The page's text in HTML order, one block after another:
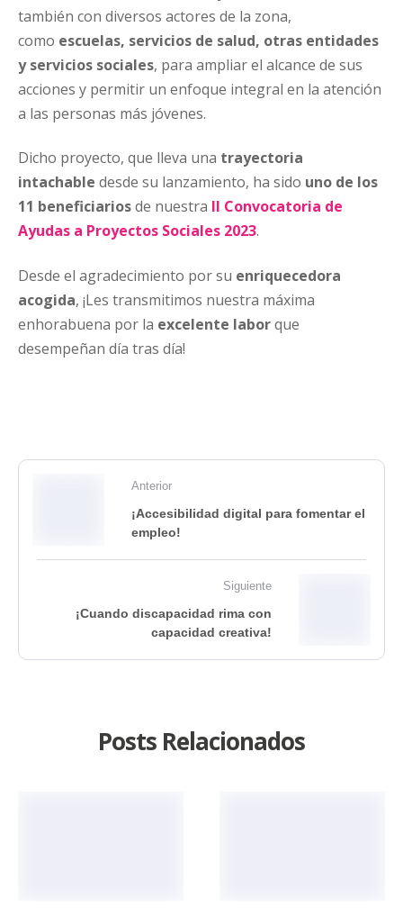
también con diversos actores de la zona,
como escuelas, servicios de salud, otras entidades
y servicios sociales, para ampliar el alcance de sus
acciones y permitir un enfoque integral en la atención
a las personas más jóvenes.
Dicho proyecto, que lleva una trayectoria
intachable desde su lanzamiento, ha sido uno de los
11 beneficiariosde nuestra II Convocatoria de
Ayudas a Proyectos Sociales 2023.
Desde el agradecimiento por su enriquecedora
acogida, ¡Les transmitimos nuestra máxima
enhorabuena por la excelente laborque
desempeñan día tras día!
Anterior
¡Accesibilidad digital para fomentar el
empleo!
Siguiente
¡Cuando discapacidad rima con
capacidad creativa!
Posts Relacionados